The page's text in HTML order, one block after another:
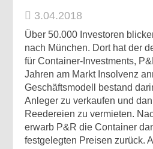
3.04.2018
Über 50.000 Investoren
nach München. Dort hat der
für Container-Investments,
Jahren am Markt Insolvenz
Geschäftsmodell bestand
Anleger zu verkaufen und
Reedereien zu vermieten.
erwarb P&R die Container
festgelegten Preisen zurück.